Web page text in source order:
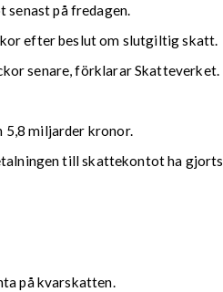
senast på fredagen.
efter beslut om slutgiltig skatt.
senare, förklarar Skatteverket.
5,8 miljarder kronor.
till skattekontot ha
på kvarskatten.